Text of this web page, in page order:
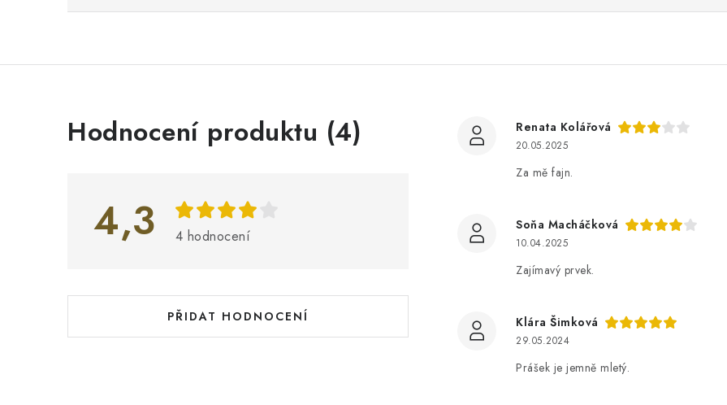
Hodnocení produktu (4)
4,3 4 hodnocení
PŘIDAT HODNOCENÍ
V
o
n
Renata Kolářová
20.05.2025
Za mě fajn.
Soňa Macháčková
10.04.2025
Zajímavý prvek.
Klára Šimková
29.05.2024
Prášek je jemně mletý.